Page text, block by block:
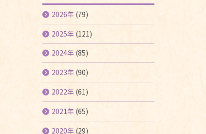
2026年(79)
2025年(121)
2024年(85)
2023年(90)
2022年(61)
2021年(65)
2020年(29)